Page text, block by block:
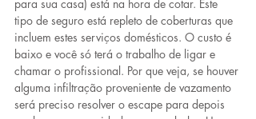
para sua casa) está na hora de cotar. Este
tipo de seguro está repleto de coberturas que
incluem estes serviços domésticos. O custo é
baixo e você só terá o trabalho de ligar e
chamar o profissional. Por que veja, se houver
alguma infiltração proveniente de vazamento
será preciso resolver o escape para depois